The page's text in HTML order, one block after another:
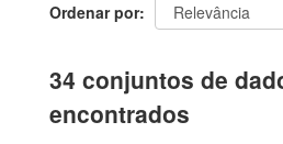
Ordenar por
34 conjuntos de
encontrados